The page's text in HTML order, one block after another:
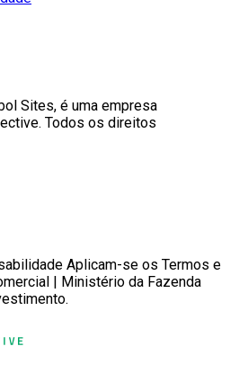
Sites, é uma empresa
Todos os direitos
Aplicam-se os Termos e
| Ministério da Fazenda